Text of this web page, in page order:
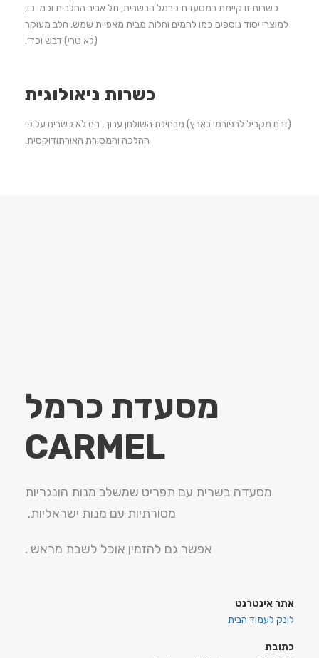
כשרות זו קיימת במסעדת כרמל הבשרית, תל אביב החלבית וכמו כן,
למוצרי יסוד נוספים כמו לחמים וחלות מבית מאפיית שמש, חלב מעוקר
(לא טרי) דבש וכד׳.
כשרות ניאולוגית
(זרם מקביל לרפורמי בארץ) מבחינת השולחן ערוך, הם לא כשרים על פי
ההלכה והמסורת האורתודוקסית.
מסעדת כרמל
CARMEL
מסעדה בשרית עם תפריט שמשלב מנות הונגריות
מסורתיות עם מנות ישראליות.
אפשר גם להזמין אוכל לשבת מראש .
אתר אינטרנט
לינק לעמוד הבית
כתובת